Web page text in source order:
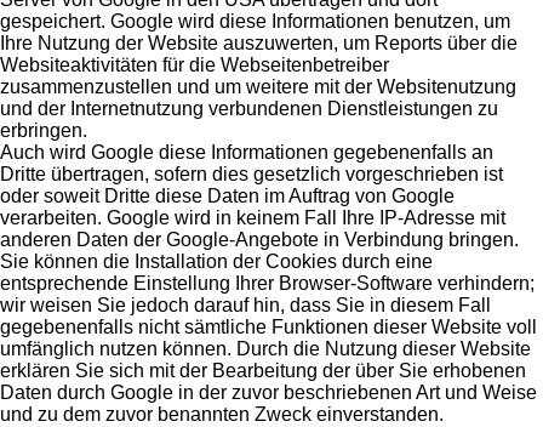
gespeichert. Google wird diese Informationen benutzen, um
Ihre Nutzung der Website auszuwerten, um Reports über die
Websiteaktivitäten für die Webseitenbetreiber
zusammenzustellen und um weitere mit der Websitenutzung
und der Internetnutzung verbundenen Dienstleistungen zu
erbringen.
Auch wird Google diese Informationen gegebenenfalls an
Dritte übertragen, sofern dies gesetzlich vorgeschrieben ist
oder soweit Dritte diese Daten im Auftrag von Google
verarbeiten. Google wird in keinem Fall Ihre IP-Adresse mit
anderen Daten der Google-Angebote in Verbindung bringen.
Sie können die Installation der Cookies durch eine
entsprechende Einstellung Ihrer Browser-Software verhindern;
wir weisen Sie jedoch darauf hin, dass Sie in diesem Fall
gegebenenfalls nicht sämtliche Funktionen dieser Website voll
umfänglich nutzen können. Durch die Nutzung dieser Website
erklären Sie sich mit der Bearbeitung der über Sie erhobenen
Daten durch Google in der zuvor beschriebenen Art und Weise
und zu dem zuvor benannten Zweck einverstanden.